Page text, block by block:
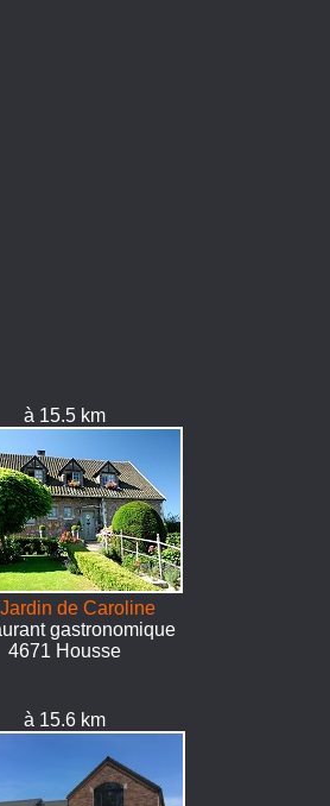
à 15.5 km
de Caroline
gastronomique
4671 Housse
à 15.6 km